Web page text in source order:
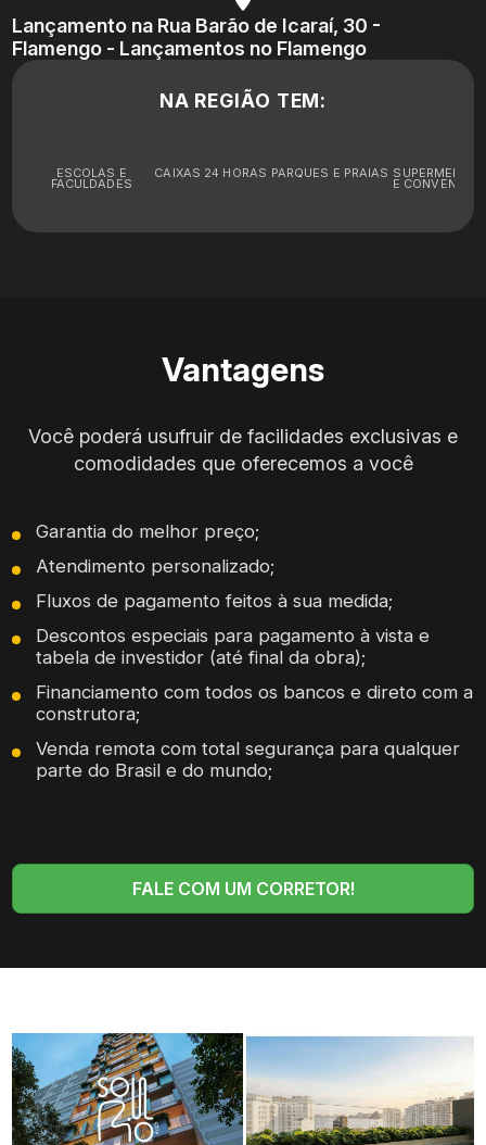
Lançamento na Rua Barão de Icaraí, 30 -
Flamengo - Lançamentos no Flamengo
NA REGIÃO TEM:
ESCOLAS E
FACULDADES
CAIXAS 24 HORAS PARQUES E PRAIAS
E
Vantagens
Você poderá usufruir de facilidades exclusivas e
comodidades que oferecemos a você
Garantia do melhor preço;
Atendimento personalizado;
Fluxos de pagamento feitos à sua medida;
Descontos especiais para pagamento à vista e
tabela de investidor (até final da obra);
Financiamento com todos os bancos e direto com a
construtora;
Venda remota com total segurança para qualquer
parte do Brasil e do mundo;
FALE COM UM CORRETOR!